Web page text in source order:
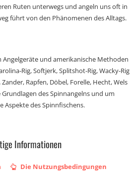
Ruten unterwegs und angeln uns oft in
führt von den Phänomenen des Alltags.
und amerikanische Methoden
Rig, Softjerk, Splitshot-Rig, Wacky-Rig
Rapfen, Döbel, Forelle, Hecht, Wels
des Spinnangelns und um
Aspekte des Spinnfischens.
Informationen
Die Nutzungsbedingungen